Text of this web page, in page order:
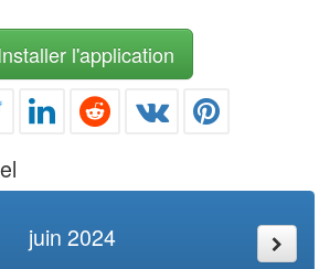
l'application
juin 2024